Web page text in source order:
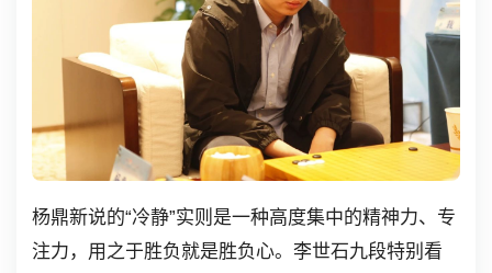
杨鼎新说的“冷静”实则是一种高度集中的精神力、专
注力，用之于胜负就是胜负心。李世石九段特别看